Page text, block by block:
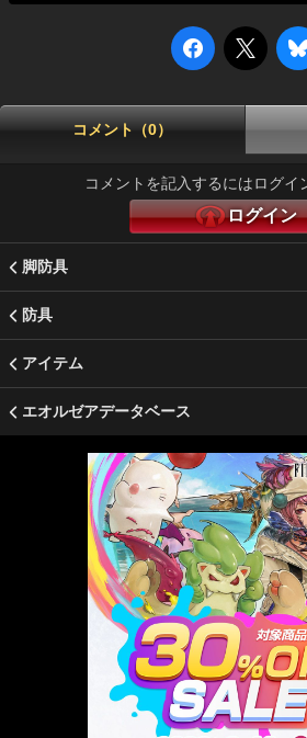
コメント（0）
コメントを記入するにはログイ
ログイン
脚防具
防具
アイテム
エオルゼアデータベース